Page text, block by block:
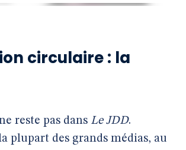
circulaire : la
reste pas dans Le JDD.
plupart des grands médias, au